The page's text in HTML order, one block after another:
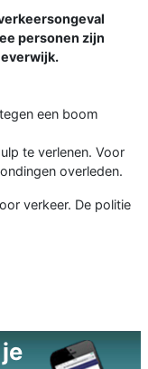
personen zijn
een boom
te verlenen. Voor
overleden.
verkeer. De politie